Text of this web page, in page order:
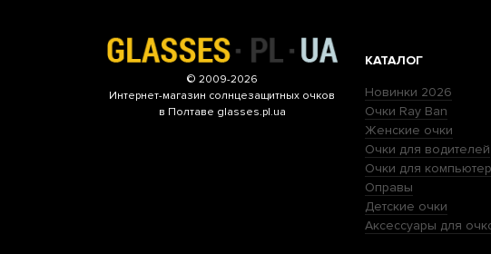
© 2009-2026
Интернет-магазин солнцезащитных очков
в Полтаве glasses.pl.ua
КАТАЛОГ
Новинки 2026
Очки Ray Ban
Женские очки
Очки для водителей
Очки для
Оправы
Детские очки
Аксессуары для